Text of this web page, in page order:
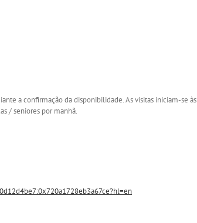
a confirmação da disponibilidade. As visitas iniciam-se às
/ seniores por manhã.